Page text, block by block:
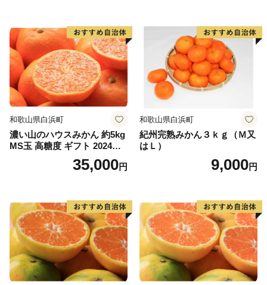
和歌山県白浜町
濃い山のハウスみかん 約5kg
MS玉 高糖度 ギフト 2024年7
35,000円
和歌山県白浜町
紀州完熟みかん３ｋｇ（Ｍ又
はＬ）
9,000円